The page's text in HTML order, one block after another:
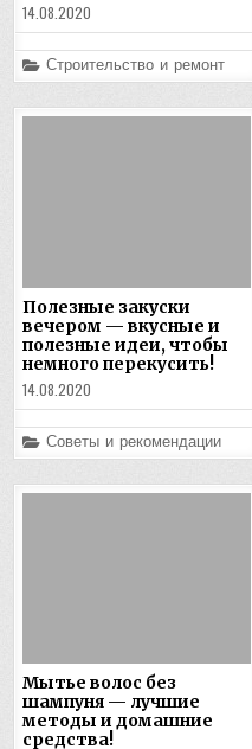
14.08.2020
Posted
in
Строительство и ремонт
Полезные закуски
вечером — вкусные и
полезные идеи, чтобы
немного перекусить!
14.08.2020
Posted
in
Советы и рекомендации
Мытье волос без
шампуня — лучшие
методы и домашние
средства!